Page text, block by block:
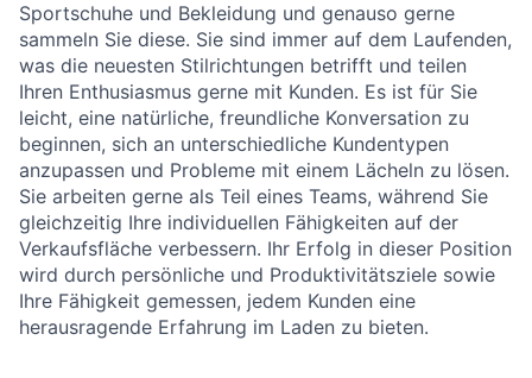
Sportschuhe und Bekleidung und genauso gerne
sammeln Sie diese. Sie sind immer auf dem Laufenden,
was die neuesten Stilrichtungen betrifft und teilen
Ihren Enthusiasmus gerne mit Kunden. Es ist für Sie
leicht, eine natürliche, freundliche Konversation zu
beginnen, sich an unterschiedliche Kundentypen
anzupassen und Probleme mit einem Lächeln zu lösen.
Sie arbeiten gerne als Teil eines Teams, während Sie
gleichzeitig Ihre individuellen Fähigkeiten auf der
Verkaufsfläche verbessern. Ihr Erfolg in dieser Position
wird durch persönliche und Produktivitätsziele sowie
Ihre Fähigkeit gemessen, jedem Kunden eine
herausragende Erfahrung im Laden zu bieten.